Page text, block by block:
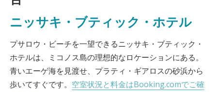
ニッサキ・ブティック・ホテル
プサロウ・ビーチを一望できるニッサキ・ブティック・
ホテルは、ミコノス島の理想的なロケーションにある。
青いエーゲ海を見渡せ、プラティ・ギアロスの砂浜から
歩いてすぐです。 空室状況と料金はBooking.comでご確